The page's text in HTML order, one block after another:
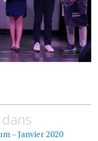
– Janvier 2020